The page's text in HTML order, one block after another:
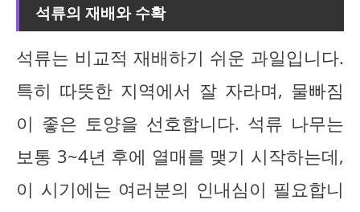
석류의 재배와 수확
석류는 비교적 재배하기 쉬운 과일입니다.
특히 따뜻한 지역에서 잘 자라며, 물빠짐
이 좋은 토양을 선호합니다. 석류 나무는
보통 3~4년 후에 열매를 맺기 시작하는데,
이 시기에는 여러분의 인내심이 필요합니